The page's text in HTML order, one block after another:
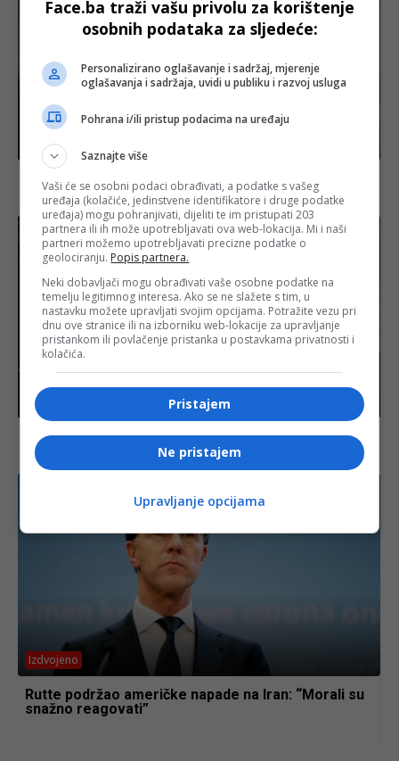
Izdvojeno
Hegseth danas stiže u Izrael, u fokusu moguća
prodaja američkih F-35 aviona Turskoj
Izdvojeno
Tankeri izbjegavaju Hormuški moreuz nakon novih
napada, sigurnosni rizik podignut na najviši nivo
Izdvojeno
Rutte podržao američke napade na Iran: “Morali su
snažno reagovati”
Face.ba traži vašu privolu za korištenje
osobnih podataka za sljedeće:
Personalizirano oglašavanje i sadržaj, mjerenje
oglašavanja i sadržaja, uvidi u publiku i razvoj usluga
Pohrana i/ili pristup podacima na uređaju
Saznajte više
Vaši će se osobni podaci obrađivati, a podatke s vašeg
uređaja (kolačiće, jedinstvene identifikatore i druge podatke
uređaja) mogu pohranjivati, dijeliti te im pristupati 203
partnera ili ih može upotrebljavati ova web-lokacija. Mi i naši
partneri možemo upotrebljavati precizne podatke o
geolociranju. Popis partnera.
Neki dobavljači mogu obrađivati vaše osobne podatke na
temelju legitimnog interesa. Ako se ne slažete s tim, u
nastavku možete upravljati svojim opcijama. Potražite vezu pri
dnu ove stranice ili na izborniku web-lokacije za upravljanje
pristankom ili povlačenje pristanka u postavkama privatnosti i
kolačića.
Pristajem
Ne pristajem
Upravljanje opcijama